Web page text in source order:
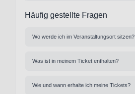
Häufig gestellte Fragen
Wo werde ich im Veranstaltungsort sitzen?
Was ist in meinem Ticket enthalten?
Wie und wann erhalte ich meine Tickets?